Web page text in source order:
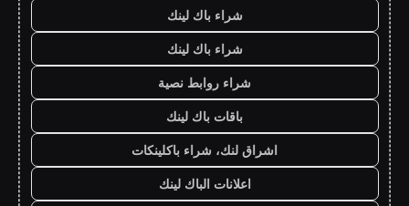
شراء باك لينك
شراء باك لينك
شراء روابط نصية
باقات باك لينك
اشراق لنك، شراء باكلينكات
اعلانات الباك لينك